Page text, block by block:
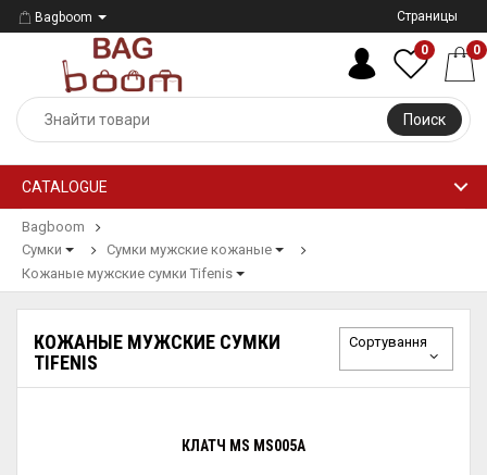
Bagboom Страницы
Поиск
0 0
CATALOGUE
Bagboom
Сумки
Сумки мужские кожаные
Кожаные мужские сумки Tifenis
КОЖАНЫЕ МУЖСКИЕ СУМКИ
TIFENIS
Сортування
КЛАТЧ MS MS005A